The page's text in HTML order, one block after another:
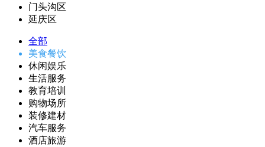
门头沟区
延庆区
全部
美食餐饮
休闲娱乐
生活服务
教育培训
购物场所
装修建材
汽车服务
酒店旅游